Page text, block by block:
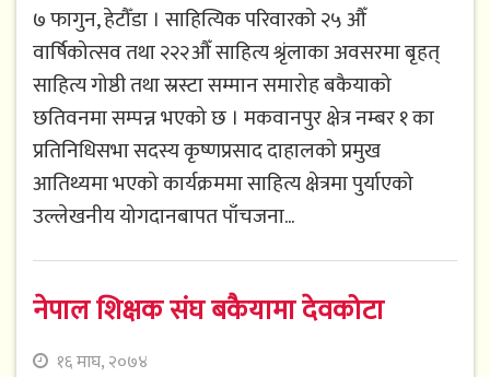
७ फागुन, हेटौँडा । साहित्यिक परिवारको २५ औँ
वार्षिकोत्सव तथा २२२औँ साहित्य श्रृंलाका अवसरमा बृहत्
साहित्य गोष्ठी तथा स्रस्टा सम्मान समारोह बकैयाको
छतिवनमा सम्पन्न भएको छ । मकवानपुर क्षेत्र नम्बर १ का
प्रतिनिधिसभा सदस्य कृष्णप्रसाद दाहालको प्रमुख
आतिथ्यमा भएको कार्यक्रममा साहित्य क्षेत्रमा पुर्याएको
उल्लेखनीय योगदानबापत पाँचजना...
नेपाल शिक्षक संघ बकैयामा देवकोटा
१६ माघ, २०७४